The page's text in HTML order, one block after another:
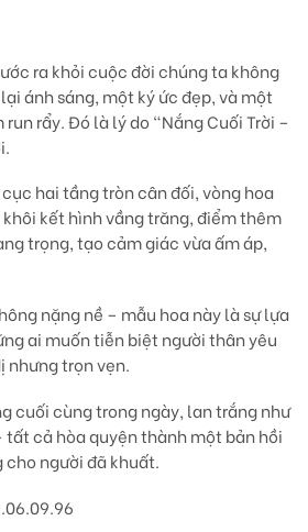
ra khỏi cuộc đời chúng ta không
ánh sáng, một ký ức đẹp, và một
rẩy. Đó là lý do “Nắng Cuối Trời –
hai tầng tròn cân đối, vòng hoa
kết hình vầng trăng, điểm thêm
trọng, tạo cảm giác vừa ấm áp,
nặng nề – mẫu hoa này là sự lựa
ai muốn tiễn biệt người thân yêu
nhưng trọn vẹn.
cuối cùng trong ngày, lan trắng như
tất cả hòa quyện thànhmột bản hồi
cho người đã khuất.